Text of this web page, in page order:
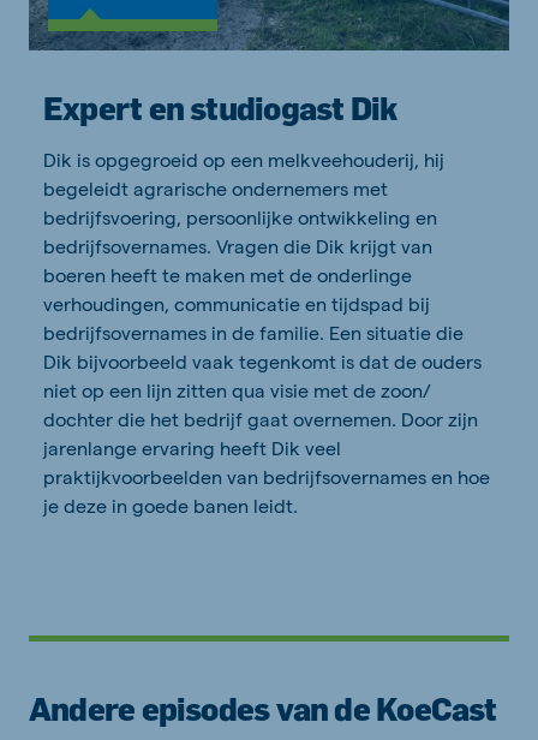
Expert en studiogast Dik
Dik is opgegroeid op een melkveehouderij, hij
begeleidt agrarische ondernemers met
bedrijfsvoering, persoonlijke ontwikkeling en
bedrijfsovernames. Vragen die Dik krijgt van
boeren heeft te maken met de onderlinge
verhoudingen, communicatie en tijdspad bij
bedrijfsovernames in de familie. Een situatie die
Dik bijvoorbeeld vaak tegenkomt is dat de ouders
niet op een lijn zitten qua visie met de zoon/
dochter die het bedrijf gaat overnemen. Door zijn
jarenlange ervaring heeft Dik veel
praktijkvoorbeelden van bedrijfsovernames en hoe
je deze in goede banen leidt.
Andere episodes van de KoeCast